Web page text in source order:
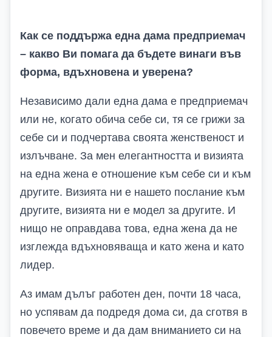
Как се поддържа една дама предприемач
– какво Ви помага да бъдете винаги във
форма, вдъхновена и уверена?
Независимо дали една дама е предприемач
или не, когато обича себе си, тя се грижи за
себе си и подчертава своята женственост и
излъчване. За мен елегантността и визията
на една жена е отношение към себе си и към
другите. Визията ни е нашето послание към
другите, визията ни е модел за другите. И
нищо не оправдава това, една жена да не
изглежда вдъхновяваща и като жена и като
лидер.
Аз имам дълъг работен ден, почти 18 часа,
но успявам да подредя дома си, да сготвя в
повечето време и да дам вниманието си на